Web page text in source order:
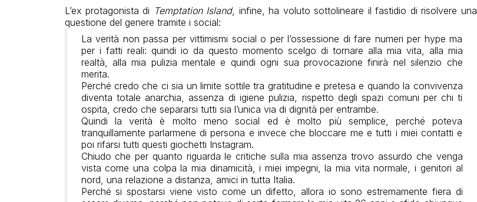
L’ex protagonista di Temptation Island, infine, ha voluto sottolineare il fastidio di risolvere una
questione del genere tramite i social:
La verità non passa per vittimismi social o per l’ossessione di fare numeri per hype ma
per i fatti reali: quindi io da questo momento scelgo di tornare alla mia vita, alla mia
realtà, alla mia pulizia mentale e quindi ogni sua provocazione finirà nel silenzio che
merita.
Perché credo che ci sia un limite sottile tra gratitudine e pretesa e quando la convivenza
diventa totale anarchia, assenza di igiene pulizia, rispetto degli spazi comuni per chi ti
ospita, credo che separarsi tutti sia l’unica via di dignità per entrambe.
Quindi la verità è molto meno social ed è molto più semplice, perché poteva
tranquillamente parlarmene di persona e invece che bloccare me e tutti i miei contatti e
poi rifarsi tutti questi giochetti Instagram.
Chiudo che per quanto riguarda le critiche sulla mia assenza trovo assurdo che venga
vista come una colpa la mia dinamicità, i miei impegni, la mia vita normale, i genitori al
nord, una relazione a distanza, amici in tutta Italia.
Perché si spostarsi viene visto come un difetto, allora io sono estremamente fiera di